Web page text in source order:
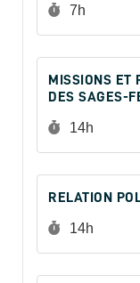
Durée :
7h
MISSIONS ET
DES SAGES-
Durée :
14h
RELATION
Durée :
14h